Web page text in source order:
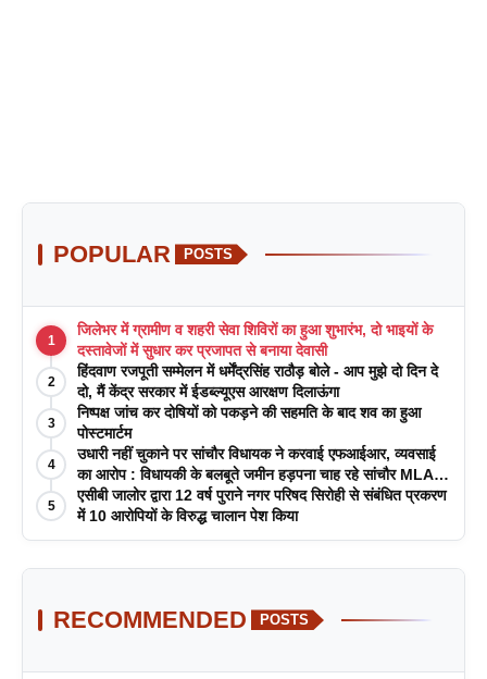
POPULAR POSTS
1
जिलेभर में ग्रामीण व शहरी सेवा शिविरों का हुआ शुभारंभ, दो भाइयों के
दस्तावेजों में सुधार कर प्रजापत से बनाया देवासी
2
हिंदवाण रजपूती सम्मेलन में धर्मेंद्रसिंह राठौड़ बोले - आप मुझे दो दिन दे
दो, मैं केंद्र सरकार में ईडब्ल्यूएस आरक्षण दिलाऊंगा
3
निष्पक्ष जांच कर दोषियों को पकड़ने की सहमति के बाद शव का हुआ
पोस्टमार्टम
4
उधारी नहीं चुकाने पर सांचौर विधायक ने करवाई एफआईआर, व्यवसाई
का आरोप : विधायकी के बलबूते जमीन हड़पना चाह रहे सांचौर MLA
जीवाराम !
5
एसीबी जालोर द्वारा 12 वर्ष पुराने नगर परिषद सिरोही से संबंधित प्रकरण
में 10 आरोपियों के विरुद्ध चालान पेश किया
RECOMMENDED POSTS